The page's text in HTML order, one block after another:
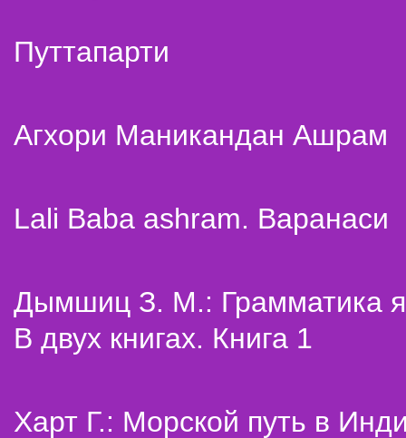
Путтапарти
Агхори Маникандан Ашрам
Lali Baba ashram. Варанаси
Дымшиц З. М.: Грамматика
В двух книгах. Книга 1
Харт Г.: Морской путь в